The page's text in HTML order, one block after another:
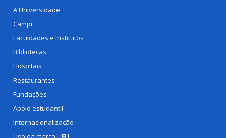
A Universidade
Campi
Faculdades e Institutos
Bibliotecas
Hospitais
Restaurantes
Fundações
Apoio estudantil
Internacionalização